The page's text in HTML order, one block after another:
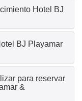
Hotel BJ
BJ Playamar
para reservar
&